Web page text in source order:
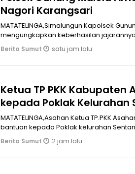
Nagori Karangsari
MATATELINGA,Simalungun Kapolsek
mengungkapkan keberhasilan
Berita Sumut satu jam lalu
Ketua TP PKK Kabupaten
kepada Poklak Kelurahan
MATATELINGA,Asahan Ketua TP.PKK
bantuan kepada Poklak kelurahan
Berita Sumut 2 jam lalu